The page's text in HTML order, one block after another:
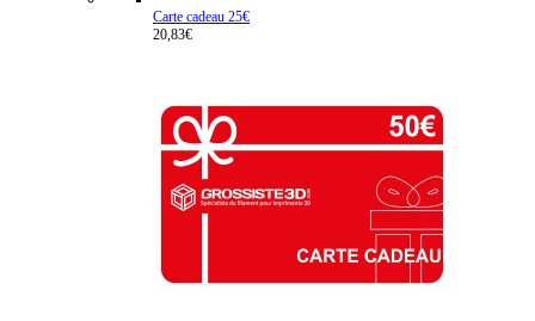
Carte cadeau 25€
20,83€